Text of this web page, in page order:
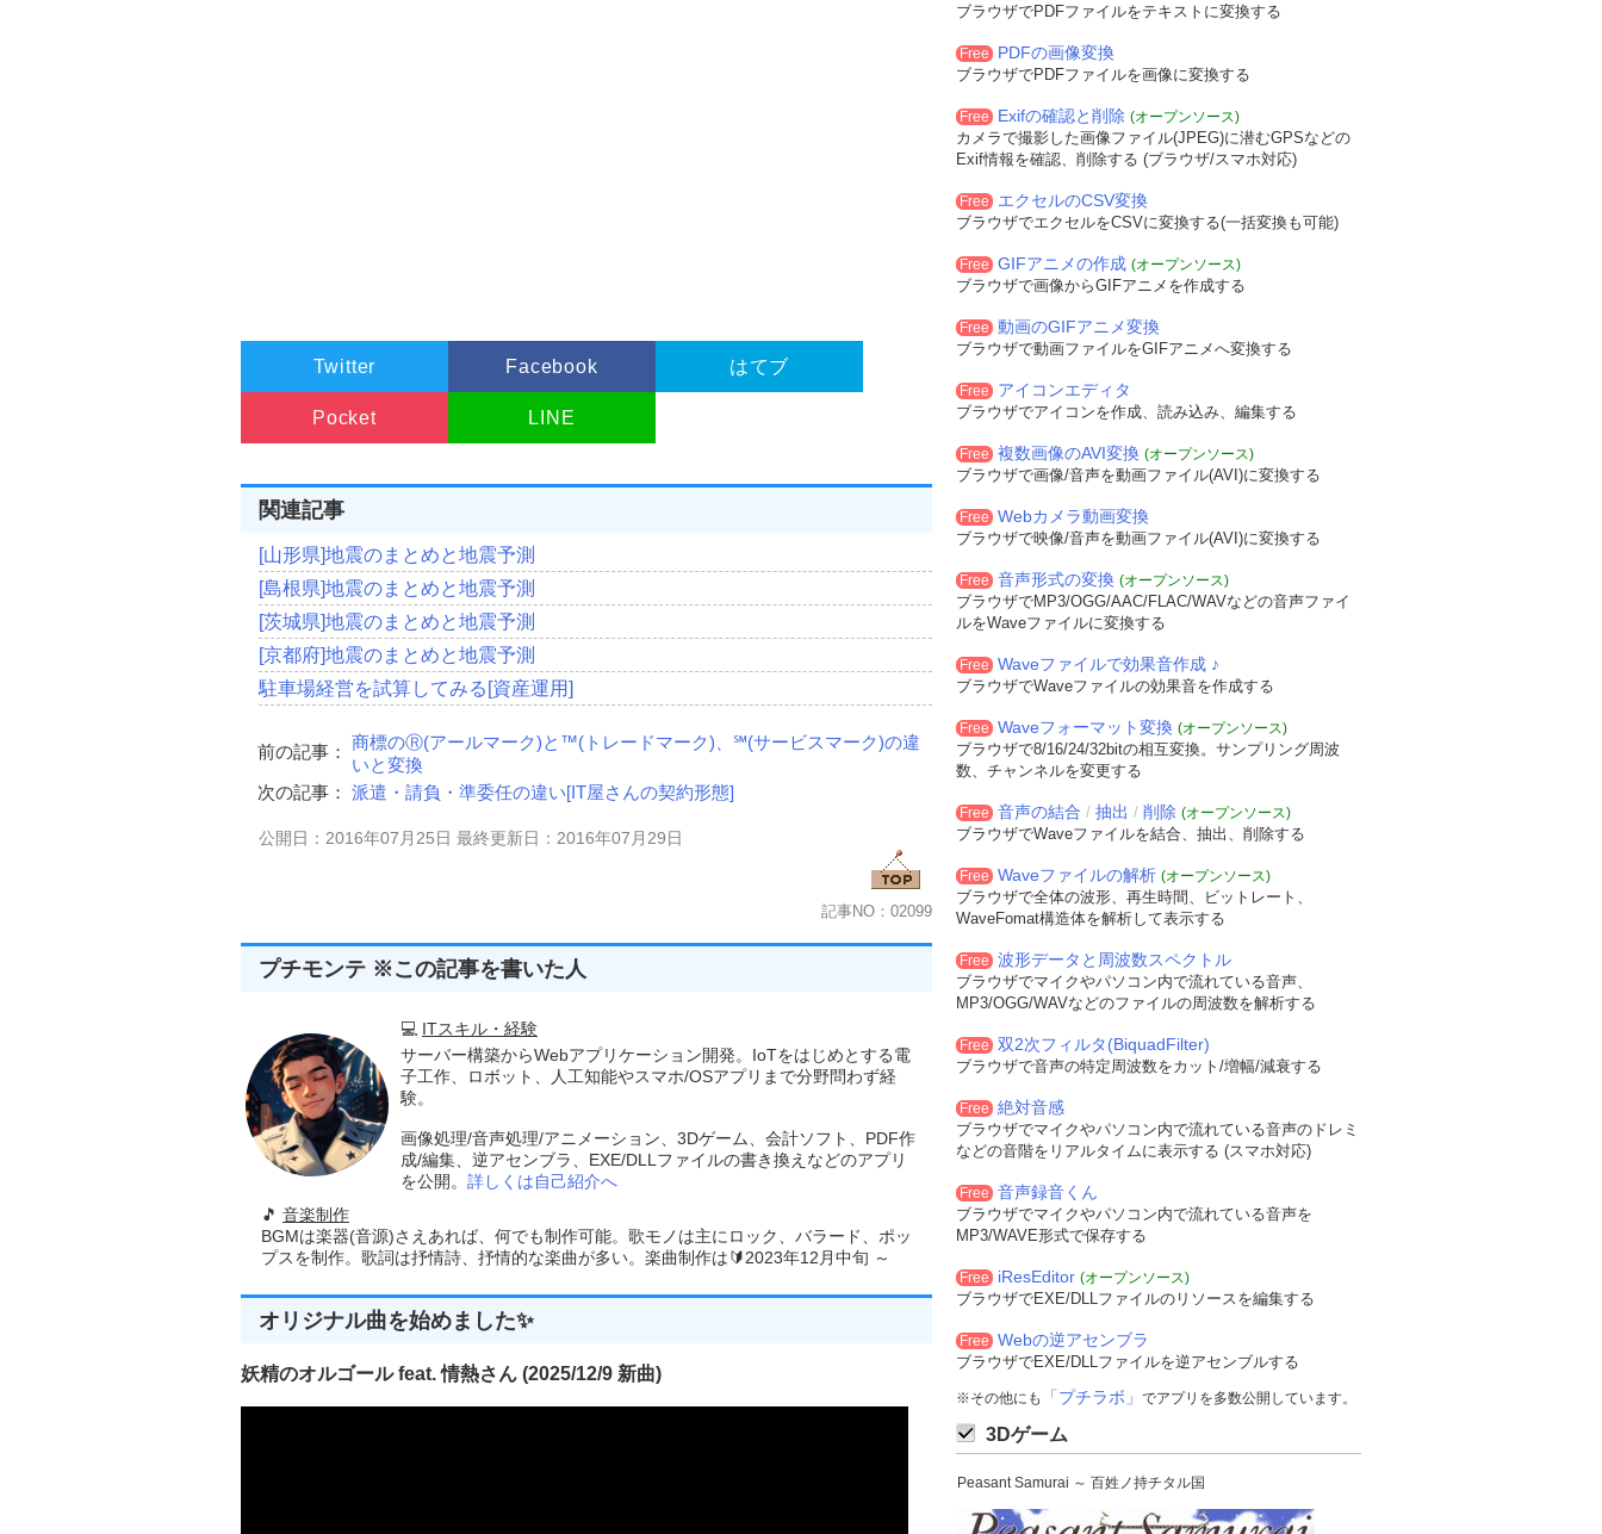
Twitter Facebook はてブ
Pocket LINE
関連記事
[山形県]地震のまとめと地震予測
[島根県]地震のまとめと地震予測
[茨城県]地震のまとめと地震予測
[京都府]地震のまとめと地震予測
駐車場経営を試算してみる[資産運用]
前の記事： 商標のⓇ(アールマーク)と™(トレードマーク)、℠(サービスマーク)の違
いと変換
次の記事： 派遣・請負・準委任の違い[IT屋さんの契約形態]
公開日：2016年07月25日 最終更新日：2016年07月29日
記事NO：02099
プチモンテ ※この記事を書いた人
💻 ITスキル・経験
サーバー構築からWebアプリケーション開発。IoTをはじめとする電
子工作、ロボット、人工知能やスマホ/OSアプリまで分野問わず経
験。
画像処理/音声処理/アニメーション、3Dゲーム、会計ソフト、PDF作
成/編集、逆アセンブラ、EXE/DLLファイルの書き換えなどのアプリ
を公開。 詳しくは自己紹介へ
🎵 音楽制作
BGMは楽器(音源)さえあれば、何でも制作可能。歌モノは主にロック、バラード、ポッ
プスを制作。歌詞は抒情詩、抒情的な楽曲が多い。楽曲制作は🔰2023年12月中旬 ～
オリジナル曲を始めました✨
妖精のオルゴール feat. 情熱さん (2025/12/9 新曲)
ブラウザでPDFファイルをテキストに変換する
Free PDFの画像変換
ブラウザでPDFファイルを画像に変換する
Free Exifの確認と削除 (オープンソース)
カメラで撮影した画像ファイル(JPEG)に潜むGPSなどの
Exif情報を確認、削除する (ブラウザ/スマホ対応)
Free エクセルのCSV変換
ブラウザでエクセルをCSVに変換する(一括変換も可能)
Free GIFアニメの作成 (オープンソース)
ブラウザで画像からGIFアニメを作成する
Free 動画のGIFアニメ変換
ブラウザで動画ファイルをGIFアニメへ変換する
Free アイコンエディタ
ブラウザでアイコンを作成、読み込み、編集する
Free 複数画像のAVI変換 (オープンソース)
ブラウザで画像/音声を動画ファイル(AVI)に変換する
Free Webカメラ動画変換
ブラウザで映像/音声を動画ファイル(AVI)に変換する
Free 音声形式の変換 (オープンソース)
ブラウザでMP3/OGG/AAC/FLAC/WAVなどの音声ファイ
ルをWaveファイルに変換する
Free Waveファイルで効果音作成 ♪
ブラウザでWaveファイルの効果音を作成する
Free Waveフォーマット変換 (オープンソース)
ブラウザで8/16/24/32bitの相互変換。サンプリング周波
数、チャンネルを変更する
Free 音声の結合 / 抽出 / 削除 (オープンソース)
ブラウザでWaveファイルを結合、抽出、削除する
Free Waveファイルの解析 (オープンソース)
ブラウザで全体の波形、再生時間、ビットレート、
WaveFomat構造体を解析して表示する
Free 波形データと周波数スペクトル
ブラウザでマイクやパソコン内で流れている音声、
MP3/OGG/WAVなどのファイルの周波数を解析する
Free 双2次フィルタ(BiquadFilter)
ブラウザで音声の特定周波数をカット/増幅/減衰する
Free 絶対音感
ブラウザでマイクやパソコン内で流れている音声のドレミ
などの音階をリアルタイムに表示する (スマホ対応)
Free 音声録音くん
ブラウザでマイクやパソコン内で流れている音声を
MP3/WAVE形式で保存する
Free iResEditor (オープンソース)
ブラウザでEXE/DLLファイルのリソースを編集する
Free Webの逆アセンブラ
ブラウザでEXE/DLLファイルを逆アセンブルする
※その他にも 「プチラボ」 でアプリを多数公開しています。
3Dゲーム
Peasant Samurai ～ 百姓ノ持チタル国